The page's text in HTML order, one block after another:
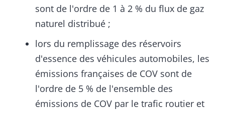
sont de l'ordre de 1 à 2 % du flux de gaz
naturel distribué ;
lors du remplissage des réservoirs
d'essence des véhicules automobiles, les
émissions françaises de COV sont de
l'ordre de 5 % de l'ensemble des
émissions de COV par le trafic routier et